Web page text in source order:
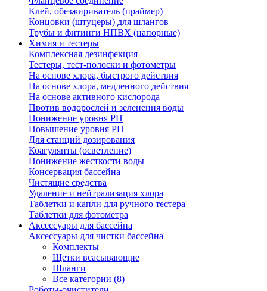
Клей, обезжириватель (праймер)
Концовки (штуцеры) для шлангов
Трубы и фитинги НПВХ (напорные)
Химия и тестеры
Комплексная дезинфекция
Тестеры, тест-полоски и фотометры
На основе хлора, быстрого действия
На основе хлора, медленного действия
На основе активного кислорода
Против водорослей и зеленения воды
Понижение уровня РН
Повышение уровня РН
Для станций дозирования
Коагулянты (осветление)
Понижение жесткости воды
Консервация бассейна
Чистящие средства
Удаление и нейтрализация хлора
Таблетки и капли для ручного тестера
Таблетки для фотометра
Аксессуары для бассейна
Аксессуары для чистки бассейна
Комплекты
Щетки всасывающие
Шланги
Все категории (8)